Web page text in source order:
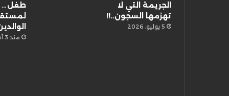
الجريمة التي لا
تهزمها السجون..!!
5 يوليو، 2026
طفل…
منذ 3 أسابيع